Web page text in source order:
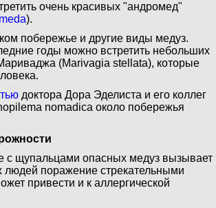
очень красивых "андромед"
).
побережье и другие виды медуз.
годы можно встретить небольших
(Marivagia stellata), которые
доктора Дора Эделиста и его коллег
nomadica около побережья
с щупальцами опасных медуз вызывает
людей поражение стрекательными
привести и к аллергической